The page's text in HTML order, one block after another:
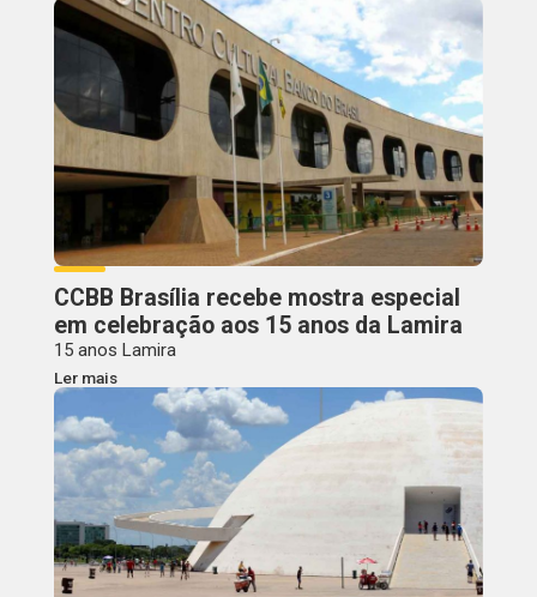
CCBB Brasília recebe mostra especial
em celebração aos 15 anos da Lamira
15 anos Lamira
Ler mais